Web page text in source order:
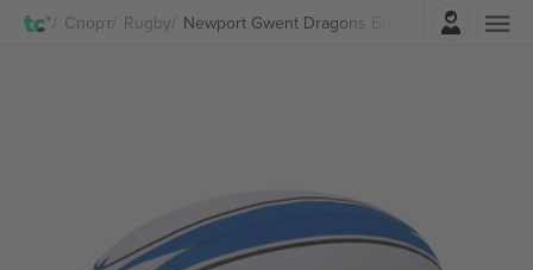
Спорт Rugby Newport Gwent Dragons Билети
Најави се